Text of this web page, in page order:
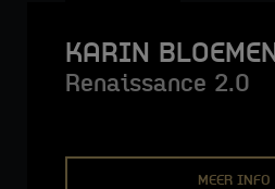
KARIN BLOEMEN
Renaissance 2.0
MEER INFO